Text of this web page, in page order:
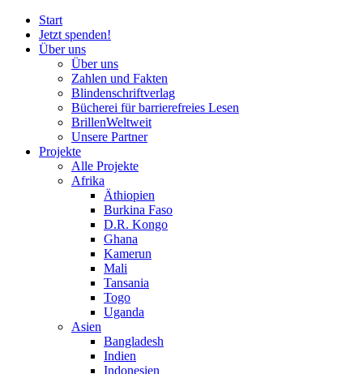
Start
Jetzt spenden!
Über uns
Über uns
Zahlen und Fakten
Blindenschriftverlag
Bücherei fürbarrierefreies Lesen
BrillenWeltweit
Unsere Partner
Projekte
Alle Projekte
Afrika
Äthiopien
Burkina Faso
D.R. Kongo
Ghana
Kamerun
Mali
Tansania
Togo
Uganda
Asien
Bangladesh
Indien
Indonesien